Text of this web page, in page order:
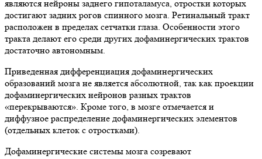
являются нейроны заднего гипоталамуса, отростки которых
достигают задних рогов спинного мозга. Ретинальный тракт
расположен в пределах сетчатки глаза. Особенности этого
тракта делают его среди других дофаминергических трактов
достаточно автономным.
Приведенная дифференциация дофаминергических
образований мозга не является абсолютной, так как проекции
дофаминергических нейронов разных трактов
«перекрываются». Кроме того, в мозге отмечается и
диффузное распределение дофаминергических элементов
(отдельных клеток с отростками).
Дофаминергические системы мозга созревают